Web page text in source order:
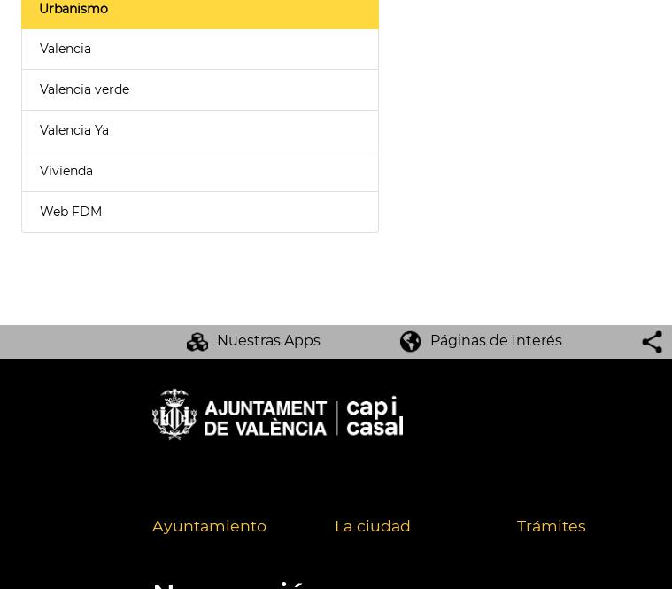
Urbanismo
Valencia
Valencia verde
Valencia Ya
Vivienda
Web FDM
Nuestras Apps Páginas de Interés
Ayuntamiento La ciudad Trámites